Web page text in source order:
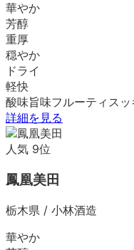
華やか
芳醇
重厚
穏やか
ドライ
軽快
酸味旨味フルーティ スッ
詳細を見る
人気 9位
鳳凰美田
栃木県 / 小林酒造
華やか